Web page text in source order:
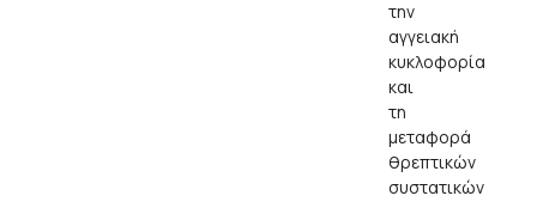
την
αγγειακή
κυκλοφορία
και
τη
μεταφορά
θρεπτικών
συστατικών